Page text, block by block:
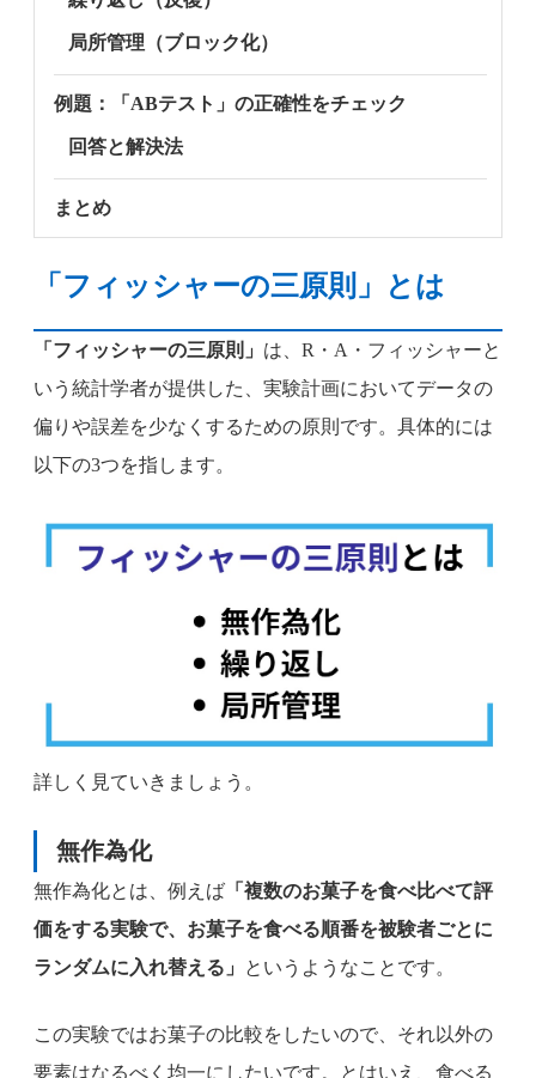
局所管理（ブロック化）
例題：「ABテスト」の正確性をチェック
回答と解決法
まとめ
「フィッシャーの三原則」とは
「フィッシャーの三原則」 は、R・A・フィッシャーと
いう統計学者が提供した、実験計画においてデータの
偏りや誤差を少なくするための原則です。具体的には
以下の3つを指します。
詳しく見ていきましょう。
無作為化
無作為化とは、例えば 「複数のお菓子を食べ比べて評
価をする実験で、お菓子を食べる順番を被験者ごとに
ランダムに入れ替える」
というようなことです。
この実験ではお菓子の比較をしたいので、それ以外の
要素はなるべく均一にしたいです。とはいえ、食べる